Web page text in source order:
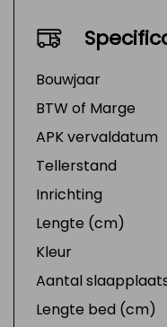
Bouwjaar
BTW of Marge
APK vervaldatum
Tellerstand
Inrichting
Lengte (cm)
Kleur
Aantal
Lengte bed (cm)